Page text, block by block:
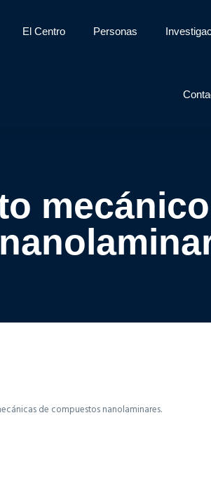
El Centro Personas
de compuestos nanolaminares.